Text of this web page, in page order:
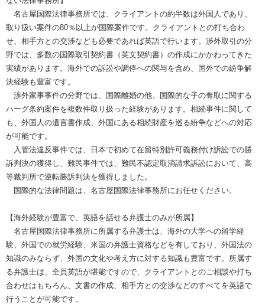
名古屋国際法律事務所では、クライアントの約半数は外国人であり、
取り扱い案件の80％以上が国際案件です。クライアントとの打ち合わ
せ、相手方との交渉なども必要であれば英語で行います。渉外取引の分
野では、多数の国際取引契約書（英文契約書）の作成にかかわってきた
実績があります。海外での訴訟や調停への関与を含め、国外での紛争解
決経験も豊富です。
渉外家事事件の分野では、国際離婚の他、国際的な子の奪取に関する
ハーグ条約案件を複数件取り扱った経験があります。相続事件に関して
も、外国人の遺言書作成、外国にある相続財産を巡る紛争などへの対応
が可能です。
入管法違反事件では、日本で初めて在留特別許可義務付け訴訟での勝
訴判決の獲得し、難民事件では、難民不認定取消請求訴訟において、高
等裁判所で逆転勝訴判決を獲得しました。
国際的な法律問題は、名古屋国際法律事務所にお任せください。
【海外経験が豊富で、英語を話せる弁護士のみが所属】
名古屋国際法律事務所に所属する弁護士は、海外の大学への留学経
験、外国での就労経験、米国の弁護士資格などを有しており、外国法の
知識のみならず、外国の文化や考え方に対する知識も豊富です。所属す
る弁護士は、全員英語が堪能ですので、クライアントとのご相談や打ち
合わせはもちろん、文書の作成、相手方との交渉などのすべてを英語で
行うことが可能です。